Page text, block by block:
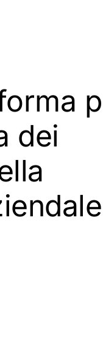
dei